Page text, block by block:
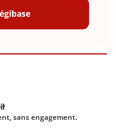
sans engagement.